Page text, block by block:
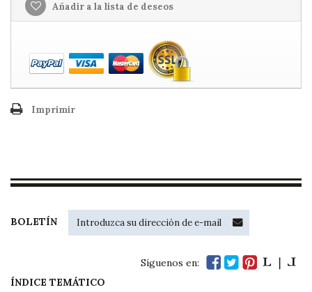
Añadir a la lista de deseos
Imprimir
BOLETÍN
Síguenos en:
ÍNDICE TEMÁTICO